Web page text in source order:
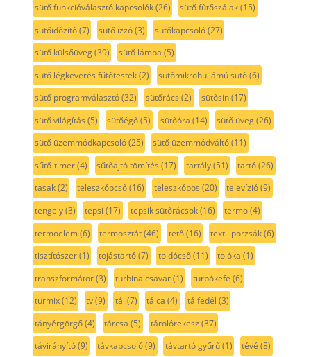
sütő funkcióválasztó kapcsolók(26) sütő fűtőszálak(15)
sütőidőzítő(7) sütő izzó(3) sütőkapcsoló(27)
sütő külsőüveg(39) sütő lámpa (5)
sütő légkeverés fűtőtestek(2) sütőmikrohullámú sütő(6)
sütő programválasztó(32) sütőrács (2) sütősín(17)
sütő világítás (5) sütőégő(5) sütőóra (14) sütő üveg(26)
sütő üzemmódkapcsoló(25) sütő üzemmódváltó(11)
sűtő-timer(4) sűtőajtó tömítés (17) tartály(51) tartó(26)
tasak(2) teleszkópcső(16) teleszkópos (20) televízió(9)
tengely(3) tepsi (17) tepsik sütőrácsok(16) termo(4)
termoelem(6) termosztát(46) tető(16) textil porzsák(6)
tisztítószer(1) tojástartó(7) toldócső(11) tolóka (1)
transzformátor(3) turbina csavar(1) turbókefe (6)
turmix(12) tv(9) tál (7) tálca (4) tálfedél (3)
tányérgörgő(4) tárcsa (5) tárolórekesz (37)
távirányító(9) távkapcsoló(9) távtartó gyűrű(1) tévé (8)